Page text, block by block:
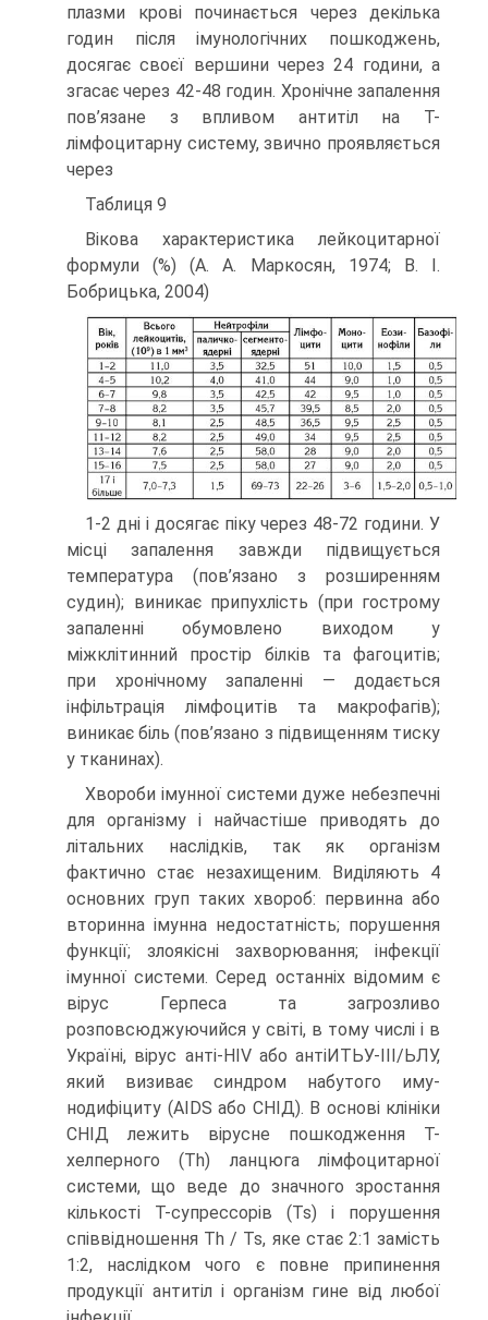
плазми крові починається через декілька
годин після імунологічних пошкоджень,
досягає своєї вершини через 24 години, а
згасає через 42-48 годин. Хронічне запалення
пов’язане з впливом антитіл на Т-
лімфоцитарну систему, звично проявляється
через
Таблиця 9
Вікова характеристика лейкоцитарної
формули (%) (А. А. Маркосян, 1974; В. І.
Бобрицька, 2004)
1-2 дні і досягає піку через 48-72 години. У
місці запалення завжди підвищується
температура (пов’язано з розширенням
судин); виникає припухлість (при гострому
запаленні обумовлено виходом у
міжклітинний простір білків та фагоцитів;
при хронічному запаленні — додається
інфільтрація лімфоцитів та макрофагів);
виникає біль (пов’язано з підвищенням тиску
у тканинах).
Хвороби імунної системи дуже небезпечні
для організму і найчастіше приводять до
літальних наслідків, так як організм
фактично стає незахищеним. Виділяють 4
основних груп таких хвороб: первинна або
вторинна імунна недостатність; порушення
функції; злоякісні захворювання; інфекції
імунної системи. Серед останніх відомим є
вірус Герпеса та загрозливо
розповсюджуючийся у світі, в тому числі і в
Україні, вірус анті-HIV або антіИТЬУ-ІІІ/ЬЛУ,
який визиває синдром набутого иму-
нодифіциту (AIDS або СНІД). В основі клініки
СНІД лежить вірусне пошкодження Т-
хелперного (Th) ланцюга лімфоцитарної
системи, що веде до значного зростання
кількості Т-супрессорів (Ts) і порушення
співвідношення Th / Ts, яке стає 2:1 замість
1:2, наслідком чого є повне припинення
продукції антитіл і організм гине від любої